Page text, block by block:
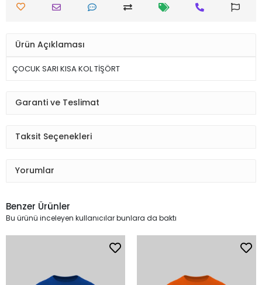
Ürün Açıklaması
ÇOCUK SARI KISA KOL TİŞÖRT
Garanti ve Teslimat
Taksit Seçenekleri
Yorumlar
Benzer Ürünler
Bu ürünü inceleyen kullanıcılar bunlara da baktı